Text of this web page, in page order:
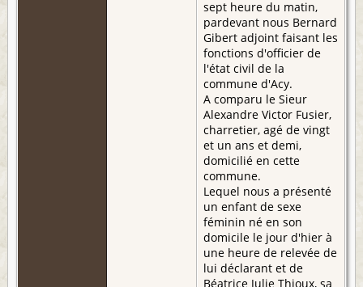
sept heure du matin,
pardevant nous Bernard
Gibert adjoint faisant les
fonctions d'officier de
l'état civil de la
commune d'Acy.
A comparu le Sieur
Alexandre Victor Fusier,
charretier, agé de vingt
et un ans et demi,
domicilié en cette
commune.
Lequel nous a présenté
un enfant de sexe
féminin né en son
domicile le jour d'hier à
une heure de relevée de
lui déclarant et de
Béatrice Julie Thioux, sa